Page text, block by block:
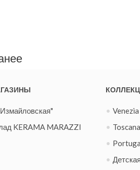
KERAMA MARAZZI
Venezia
Toscana